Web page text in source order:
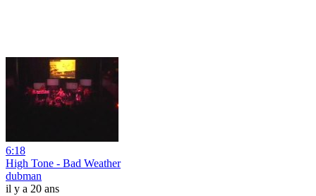
6:18
High Tone - Bad Weather
dubman
il y a 20 ans